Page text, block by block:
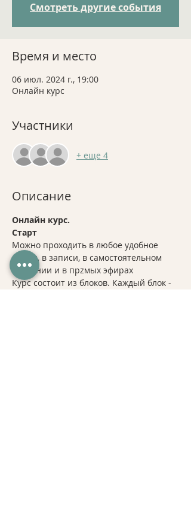
Смотреть другие события
Время и место
06 июл. 2024 г., 19:00
Онлайн курс
Участники
+ еще 4
Описание
Онлайн курс.
Старт
Можно проходить в любое удобное
время, в записи, в самостоятельном
изучении и в прzмых эфирах
Курс состоит из блоков. Каждый блок -